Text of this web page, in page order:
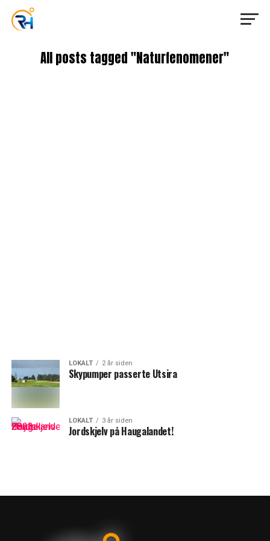
All posts tagged "Naturfenomener"
LOKALT 2 år siden
Skypumper passerte Utsira
LOKALT 3 år siden
Jordskjelv på Haugalandet!